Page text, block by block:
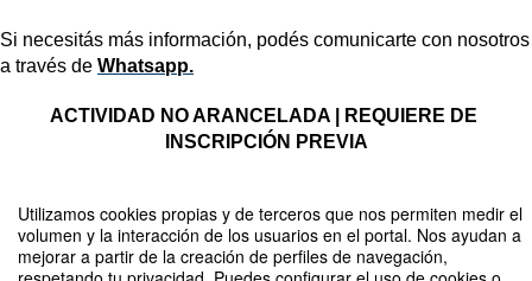
Utilizamos cookies propias y de terceros que nos permiten medir el
volumen y la interacción de los usuarios en el portal. Nos ayudan a
mejorar a partir de la creación de perfiles de navegación,
Si necesitás más información, podés comunicarte con nosotros
a través de Whatsapp.
ACTIVIDAD NO ARANCELADA | REQUIERE DE
INSCRIPCIÓN PREVIA
Compartir por email